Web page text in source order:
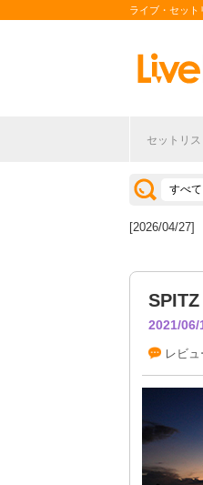
ライブ・セット
セットリス
[2026/07/28]
[2026/04/27]
2021/06/
レビ